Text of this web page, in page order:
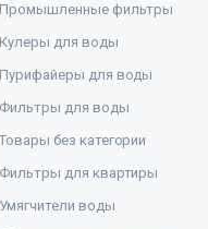
Промышленные фильтры
Кулеры для воды
Пурифайеры для воды
Фильтры для воды
Товары без категории
Фильтры для квартиры
Умягчители воды